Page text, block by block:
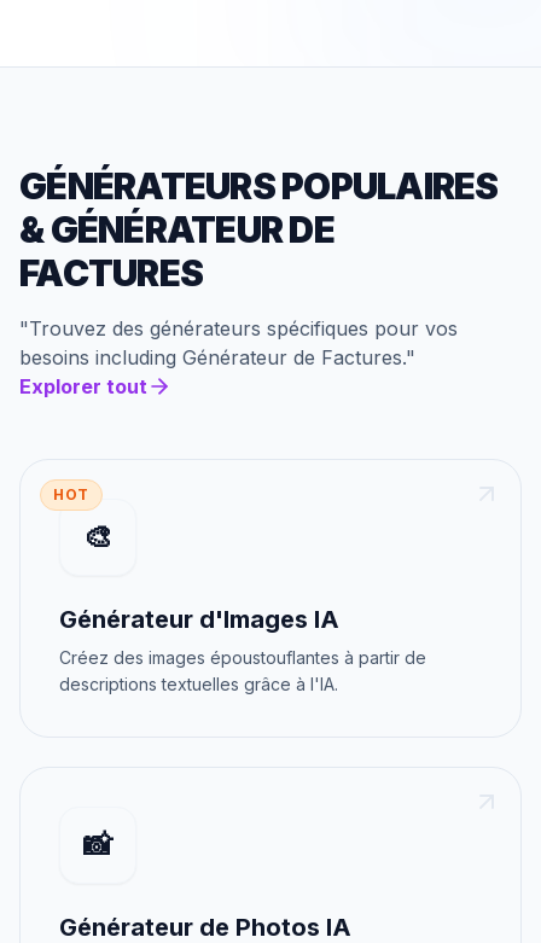
GÉNÉRATEURS POPULAIRES
&GÉNÉRATEUR DE
FACTURES
"Trouvez des générateurs spécifiques pour vos
besoins including Générateur de Factures."
Explorer tout
HOT
🎨
Générateur d'Images IA
Créez des images époustouflantes à partir de
descriptions textuelles grâce à l'IA.
📸
Générateur de Photos IA